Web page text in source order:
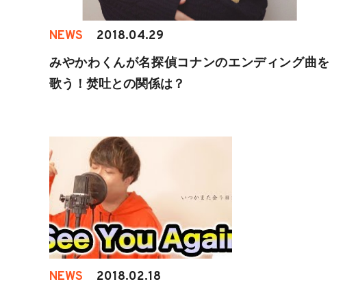
NEWS 2018.04.29
みやかわくんが名探偵コナンのエンディング曲を
歌う！焚吐との関係は？
NEWS 2018.02.18